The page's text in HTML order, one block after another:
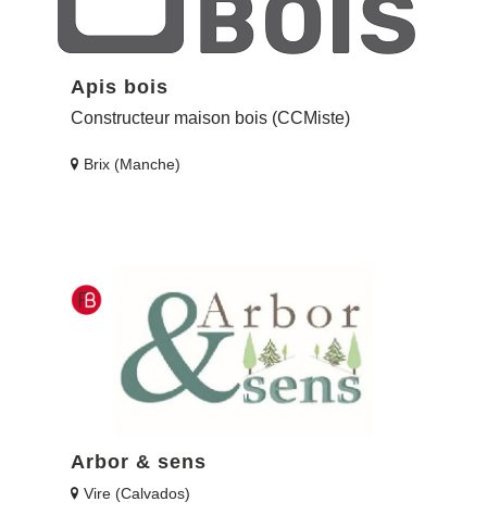
Apis bois
Constructeur maison bois (CCMiste)
Brix (Manche)
Arbor & sens
Vire (Calvados)